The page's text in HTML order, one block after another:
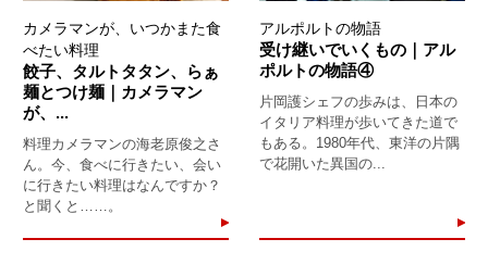
カメラマンが、いつかまた食
べたい料理
餃子、タルトタタン、らぁ
麺とつけ麺｜カメラマン
が、...
料理カメラマンの海老原俊之さ
ん。今、食べに行きたい、会い
に行きたい料理はなんですか？
と聞くと……。
アルポルトの物語
受け継いでいくもの｜アル
ポルトの物語④
片岡護シェフの歩みは、日本の
イタリア料理が歩いてきた道で
もある。1980年代、東洋の片隅
で花開いた異国の...